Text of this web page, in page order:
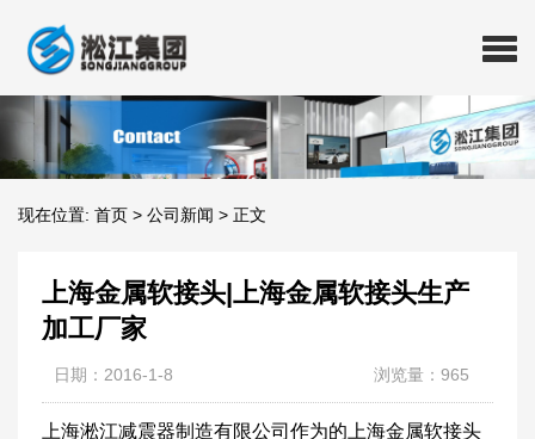
现在位置: 首页 > 公司新闻 > 正文
上海金属软接头|上海金属软接头生产
加工厂家
日期：2016-1-8 浏览量：965
上海淞江减震器制造有限公司作为的上海金属软接头